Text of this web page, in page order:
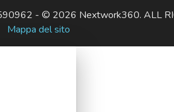
- © 2026 Nextwork360. ALL
Mappa del sito